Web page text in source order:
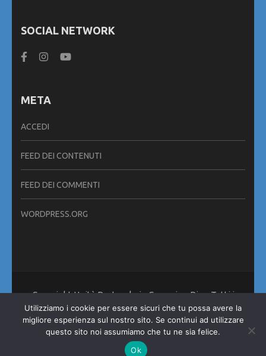
SOCIAL NETWORK
META
ACCEDI
FEED DEI CONTENUTI
FEED DEI COMMENTI
WORDPRESS.ORG
Copyright Unità Pastorale in Cammino Pisa. Tutti i
diritti riservati. Metro Magazine | Sviluppato daRara
Theme . Powered by WordPress
Informativa sui Cookies
Utilizziamo i cookie per essere sicuri che tu possa avere la
migliore esperienza sul nostro sito. Se continui ad utilizzare
questo sito noi assumiamo che tu ne sia felice.
Ok